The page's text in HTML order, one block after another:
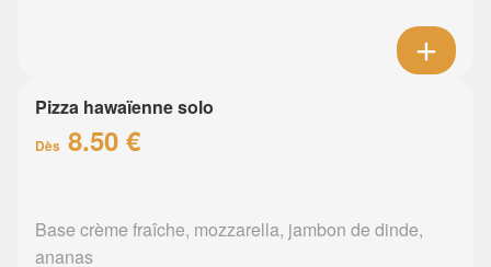
Pizza hawaïenne solo
Dès 8.50 €
Base crème fraîche, mozzarella, jambon de dinde,
ananas